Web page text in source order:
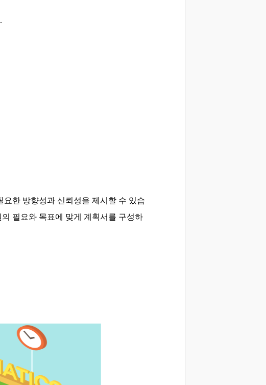
한 방향성과 신뢰성을 제시할 수 있습
필요와 목표에 맞게 계획서를 구성하